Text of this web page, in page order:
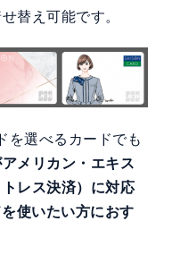
替え可能です。
を選べるカードでも
メリカン・エキス
レス決済）に対応
使いたい方におす